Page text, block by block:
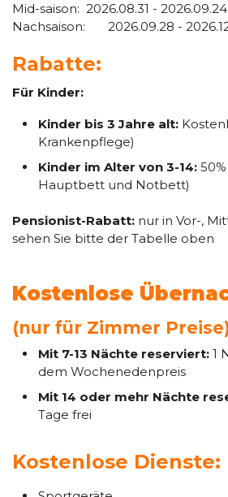
Mid-saison: 2026.08.31 - 2026.09.24
Nachsaison: 2026.09.28 -
Rabatte:
Für Kinder:
Kinder bis 3 Jahre alt:
Krankenpflege)
Kinder im Alter von 3-14:
Hauptbett und Notbett)
Pensionist-Rabatt: nur in Vor-,
sehen Sie bitte der Tabelle oben
Kostenlose
(nur für Zimmer
Mit 7-13 Nächte reserviert: 1
dem Wochenedenpreis
Mit 14 oder mehr Nächte
Tage frei
Kostenlose Dienste: